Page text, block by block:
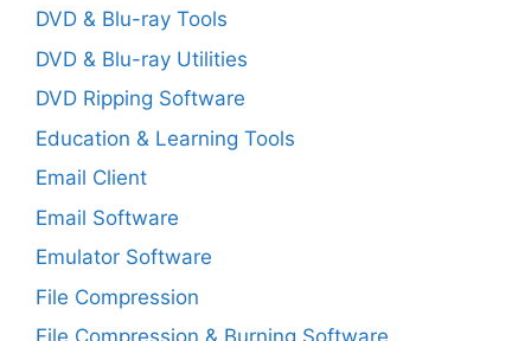
DVD & Blu-ray Tools
DVD & Blu-ray Utilities
DVD Ripping Software
Education & Learning Tools
Email Client
Email Software
Emulator Software
File Compression
File Compression & Burning Software